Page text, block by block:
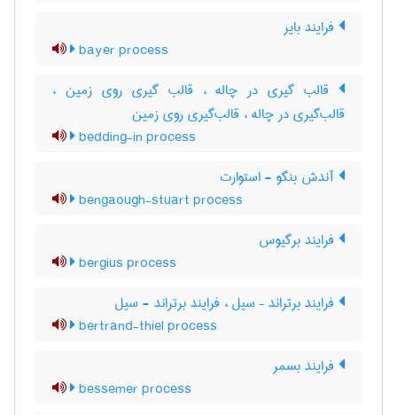
فرایند بایر
bayer process
قالب گیری در چاله ، قالب گیری روی زمین ،
قالب‌گیری در چاله ، قالب‌گیری روی زمین
bedding-in process
آندش بنگو - استوارت
bengaough-stuart process
فرایند برگیوس
bergius process
فرایند برتراند – سیل ، فرایند برتراند - سیل
bertrand-thiel process
فرایند بسمر
bessemer process